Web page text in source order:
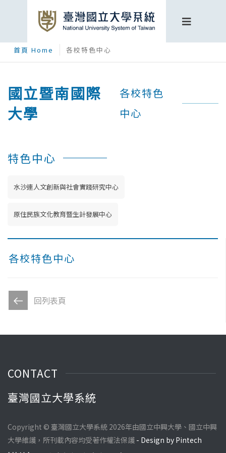
首頁 Home 各校特色中心
各校特色中心
回列表頁
國立暨南國際
大學
各校特色
中心
特色中心
水沙連人文創新與社會實踐研究中心
原住民族文化教育暨生計發展中心
CONTACT
臺灣國立大學系統
Copyright © 臺灣國立大學系統 2026年由國立中興大學、國立中興
大學維護，所刊載內容均受著作權法保護 - Design by Pintech